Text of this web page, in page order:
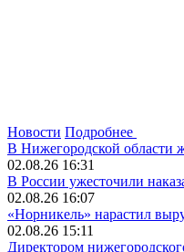
Новости Подробнее
В Нижегородской области
02.08.26 16:31
В России ужесточили
02.08.26 16:07
«Норникель» нарастил
02.08.26 15:11
Директором